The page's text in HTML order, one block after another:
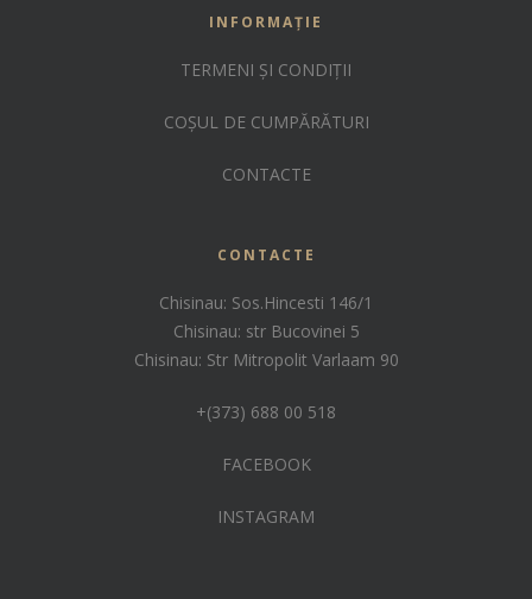
INFORMAȚIE
TERMENI ȘI CONDIȚII
COȘUL DE CUMPĂRĂTURI
CONTACTE
CONTACTE
Chisinau: Sos.Hincesti 146/1
Chisinau: str Bucovinei 5
Chisinau: Str Mitropolit Varlaam 90
+(373) 688 00 518
FACEBOOK
INSTAGRAM